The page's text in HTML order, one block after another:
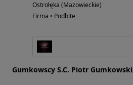
Ostrołęka (Mazowieckie)
Firma • Podbite
Gumkowscy S.C. Piotr